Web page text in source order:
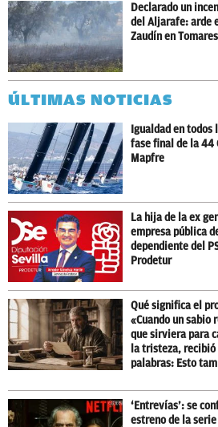
Declarado un
del Aljarafe: arde
Zaudín en
ÚLTIMAS NOTICIAS
Igualdad en
fase final de la 44
Mapfre
La hija de la ex
empresa pública
dependiente del
Prodetur
Qué significa el
«Cuando un sabio
que sirviera para
la tristeza,
palabras: Esto
‘Entrevías’: se
estreno de la